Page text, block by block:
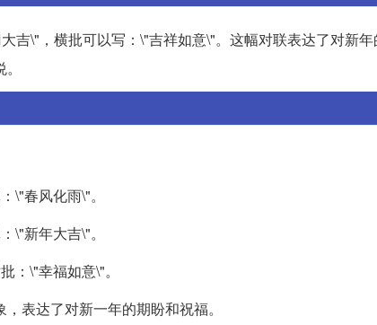
吉\"，横批可以写：\"吉祥如意\"。这幅对联表达了对新
\"春风化雨\"。
\"新年大吉\"。
：\"幸福如意\"。
表达了对新一年的期盼和祝福。